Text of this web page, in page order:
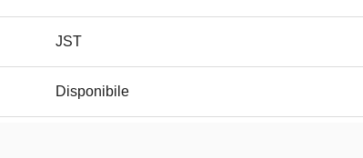
JST
Disponibile